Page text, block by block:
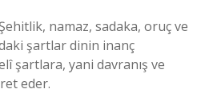
namaz, sadaka, oruç ve
şartlar dinin inanç
şartlara, yani davranış ve
eder.